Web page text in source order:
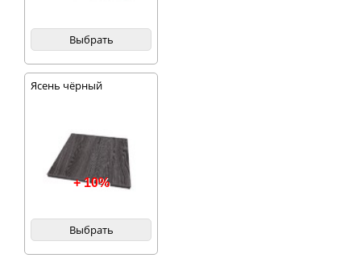
Выбрать
Ясень чёрный
+ 10%
Выбрать